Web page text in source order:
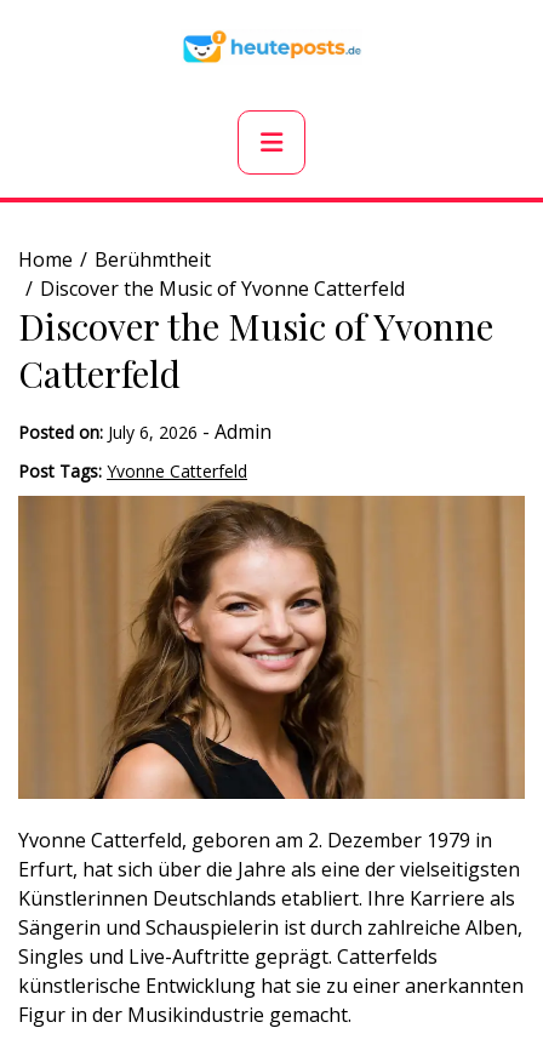
Primary
Menu
Home
Berühmtheit
Discover the Music of Yvonne Catterfeld
Discover the Music of Yvonne
Catterfeld
Posted on: July 6, 2026 - Admin
Post Tags: Yvonne Catterfeld
Yvonne Catterfeld, geboren am 2. Dezember 1979 in
Erfurt, hat sich über die Jahre als eine der vielseitigsten
Künstlerinnen Deutschlands etabliert. Ihre Karriere als
Sängerin und Schauspielerin ist durch zahlreiche Alben,
Singles und Live-Auftritte geprägt. Catterfelds
künstlerische Entwicklung hat sie zu einer anerkannten
Figur in der Musikindustrie gemacht.